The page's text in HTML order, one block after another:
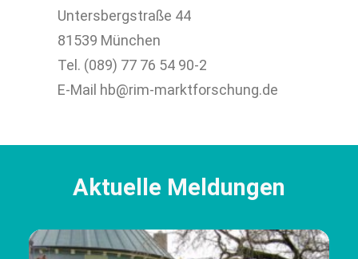
Untersbergstraße 44
81539 München
Tel. (089) 77 76 54 90-2
E-Mail hb@rim-marktforschung.de
Aktuelle Meldungen